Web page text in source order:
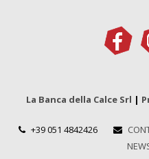
La Banca della Calce Srl |
+39 051 4842426